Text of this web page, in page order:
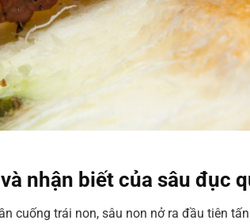
nhận biết của sâu đục
cuống trái non, sâu non nở ra đầu tiên